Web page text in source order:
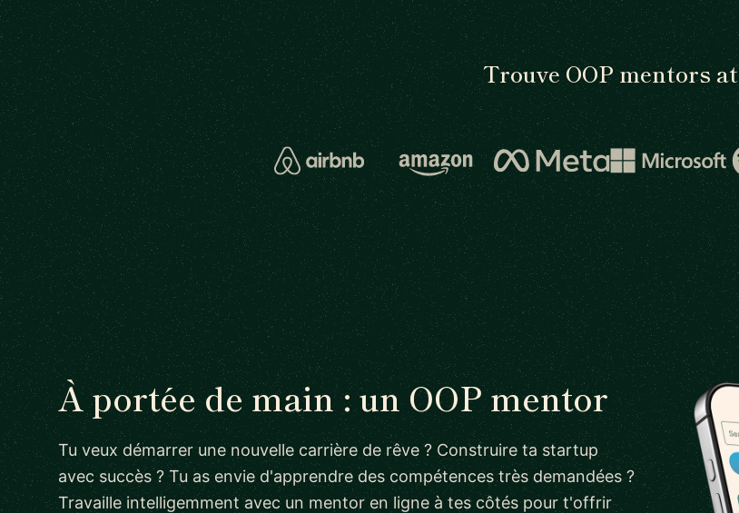
Trouve OOP mentors at
À portée de main : un OOP mentor
Tu veux démarrer une nouvelle carrière de rêve ? Construire ta startup
avec succès ? Tu as envie d'apprendre des compétences très demandées ?
Travaille intelligemment avec un mentor en ligne à tes côtés pour t'offrir